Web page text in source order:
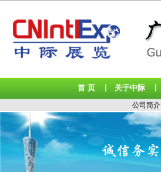
首 页 关于中际丨
公司简介